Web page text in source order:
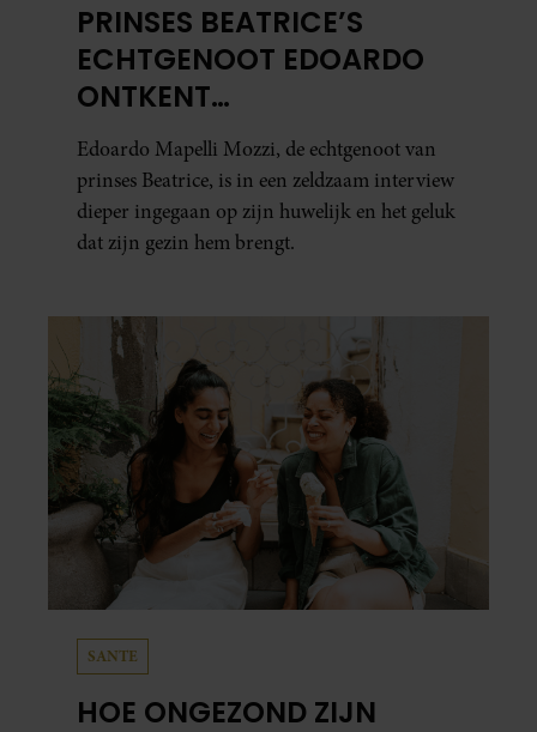
PRINSES BEATRICE’S
ECHTGENOOT EDOARDO
ONTKENT
HUWELIJKSPROBLEMEN
Edoardo Mapelli Mozzi, de echtgenoot van
prinses Beatrice, is in een zeldzaam interview
dieper ingegaan op zijn huwelijk en het geluk
dat zijn gezin hem brengt.
SANTE
HOE ONGEZOND ZIJN